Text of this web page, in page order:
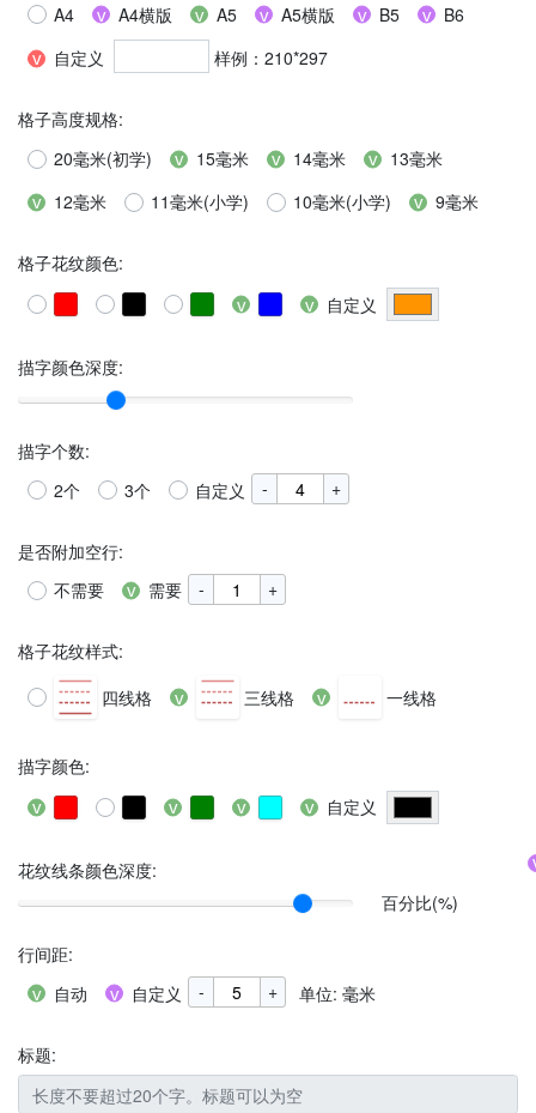
A4
A4横版 A5 A5横版 B5
B6
自定义
样例：210*297
格子高度规格:
20毫米(初学)
15毫米 14毫米
13毫米
12毫米
11毫米(小学) 10毫米(小学) 9毫米
格子花纹颜色:
自定义
描字颜色深度:
描字个数:
2个
3个 自定义 - +
是否附加空行:
不需要
需要 - +
格子花纹样式:
四线格
三线格 一线格
描字颜色:
自定义
花纹线条颜色深度:
百分比(%)
行间距:
自动
自定义 - + 单位: 毫米
标题: